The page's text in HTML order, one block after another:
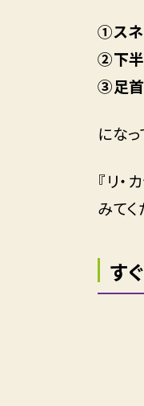
①スネ
②下半
③足首
にな
『リ
みてく
す